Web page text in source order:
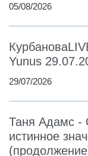
05/08/2026
Yunus
29/07/2026
Таня Адамс -
истинное